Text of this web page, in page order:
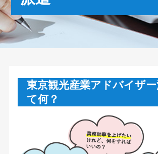
東京観光産業アドバイザ
て何？